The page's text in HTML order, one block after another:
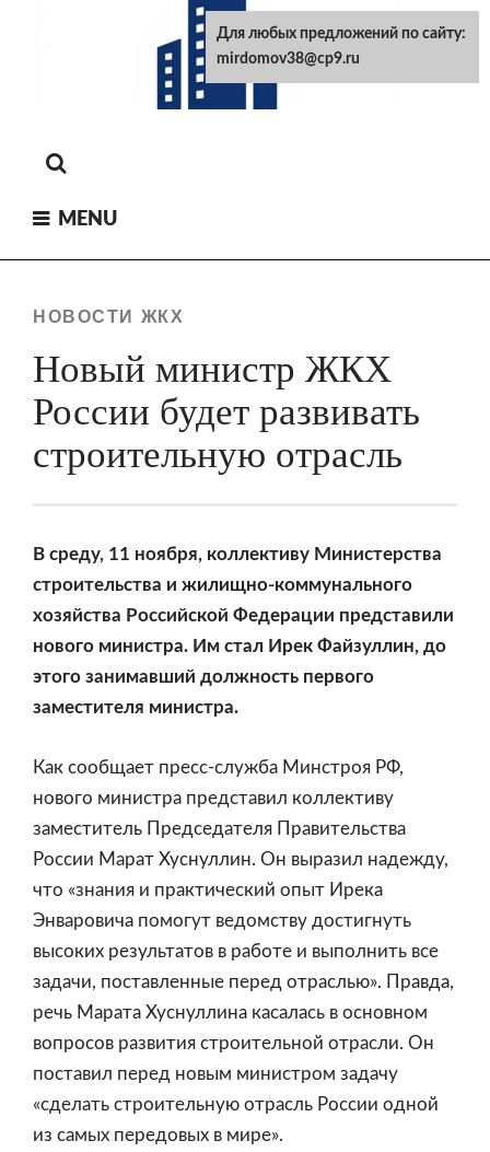
MENU
НОВОСТИ ЖКХ
Новый министр ЖКХ
России будет развивать
строительную отрасль
В среду, 11 ноября, коллективу Министерства
строительства и жилищно-коммунального
хозяйства Российской Федерации представили
нового министра. Им стал Ирек Файзуллин, до
этого занимавший должность первого
заместителя министра.
Как сообщает пресс-служба Минстроя РФ,
нового министра представил коллективу
заместитель Председателя Правительства
России Марат Хуснуллин. Он выразил надежду,
что «знания и практический опыт Ирека
Энваровича помогут ведомству достигнуть
высоких результатов в работе и выполнить все
задачи, поставленные перед отраслью». Правда,
речь Марата Хуснуллина касалась в основном
вопросов развития строительной отрасли. Он
поставил перед новым министром задачу
«сделать строительную отрасль России одной
из самых передовых в мире».
Для любых предложений по сайту:
mirdomov38@cp9.ru